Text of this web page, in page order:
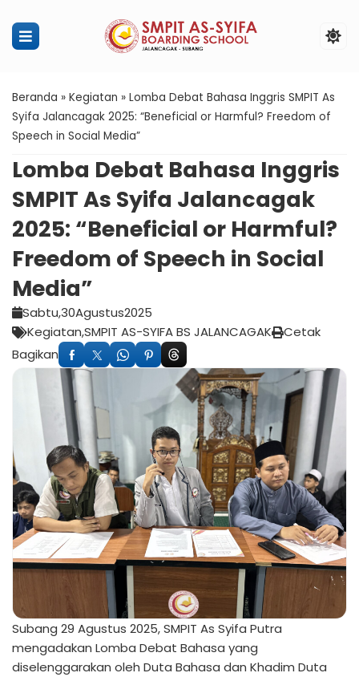
Penerimaan Murid Baru SMPIT
Beranda » Kegiatan » Lomba Debat Bahasa Inggris SMPIT As
Syifa Jalancagak 2025: “Beneficial or Harmful? Freedom of
Speech in Social Media”
Lomba Debat Bahasa Inggris
SMPIT As Syifa Jalancagak
2025: “Beneficial or Harmful?
Freedom of Speech in Social
Media”
Sabtu,30Agustus2025
KegiatanSMPIT AS-SYIFA BS JALANCAGAK
Cetak
Bagikan
Subang 29 Agustus 2025, SMPIT As Syifa Putra
mengadakan Lomba Debat Bahasa yang
diselenggarakan oleh Duta Bahasa dan Khadim Duta